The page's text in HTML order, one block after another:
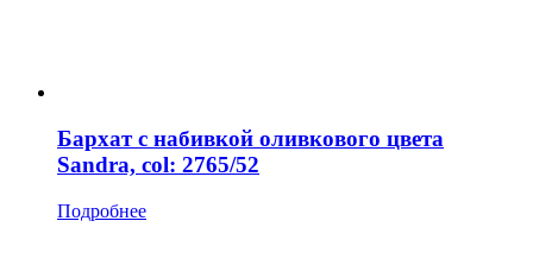
Бархат с набивкой оливкового цвета
Sandra, col: 2765/52
Подробнее